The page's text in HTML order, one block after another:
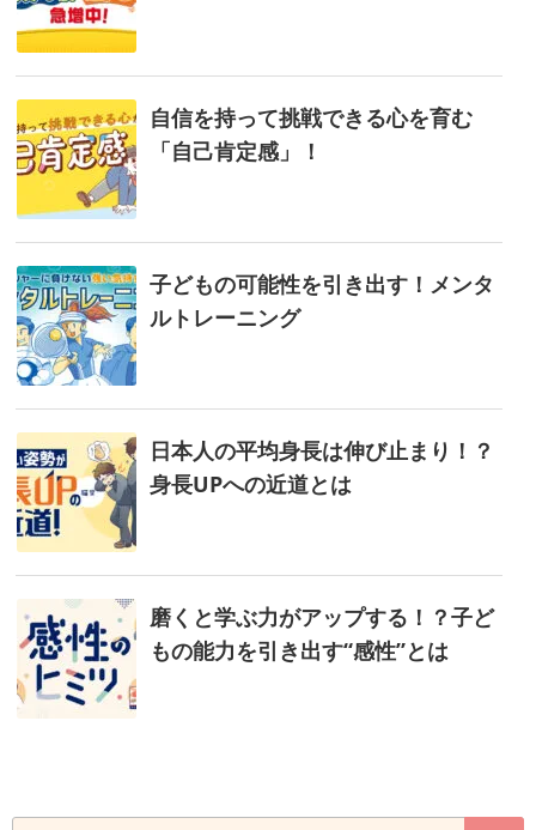
自信を持って挑戦できる心を育む
「自己肯定感」！
子どもの可能性を引き出す！メンタ
ルトレーニング
日本人の平均身長は伸び止まり！？
身長UPへの近道とは
磨くと学ぶ力がアップする！？子ど
もの能力を引き出す“感性”とは